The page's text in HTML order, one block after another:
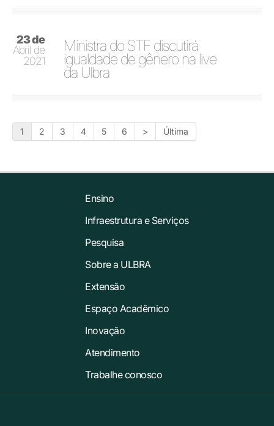
23 de
Abril de
2021
Ministra do STF discutirá
igualdade de gênero na live
da Ulbra
1 2 3 4 5 6 > Última
Ensino
Infraestrutura e Serviços
Pesquisa
Sobre a ULBRA
Extensão
Espaço Acadêmico
Inovação
Atendimento
Trabalhe conosco